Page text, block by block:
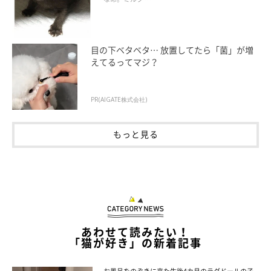
目の下ベタベタ… 放置してたら「菌」が増
えてるってマジ？
PR(AIGATE株式会社)
もっと見る
あわせて読みたい！
「猫が好き」の新着記事